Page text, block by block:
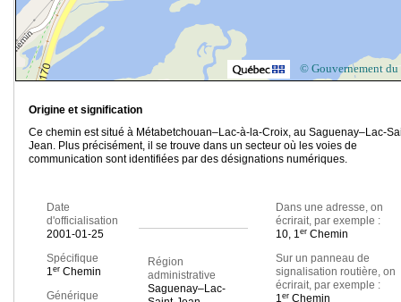
© Gouvernement du
Origine et signification
Ce chemin est situé à Métabetchouan–Lac-à-la-Croix, au Saguenay–Lac-
Jean. Plus précisément, il se trouve dans un secteur où les voies de
communication sont identifiées par des désignations numériques.
Date
d'officialisation
2001-01-25
Spécifique
1er Chemin
Générique
Région
administrative
Saguenay–Lac-
Dans une adresse, on
écrirait, par exemple :
10, 1erChemin
Sur un panneau de
signalisation routière, on
écrirait, par exemple :
1erChemin